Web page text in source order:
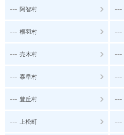
--- 阿智村 ---
--- 根羽村 ---
--- 売木村 ---
--- 泰阜村 ---
--- 豊丘村 ---
--- 上松町 ---